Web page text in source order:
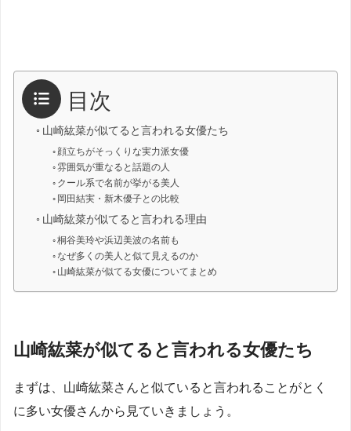
目次
山崎紘菜が似てると言われる女優たち
顔立ちがそっくりな実力派女優
雰囲気が重なると話題の人
クール系で名前が挙がる美人
岡田結実・新木優子との比較
山崎紘菜が似てると言われる理由
桐谷美玲や浜辺美波の名前も
なぜ多くの美人と似て見えるのか
山崎紘菜が似てる女優についてまとめ
山崎紘菜が似てると言われる女優たち
まずは、山崎紘菜さんと似ていると言われることがとく
に多い女優さんから見ていきましょう。